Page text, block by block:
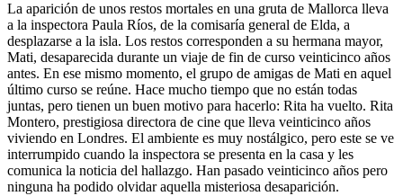
La aparición de unos restos mortales en una gruta de Mallorca lleva
a la inspectora Paula Ríos, de la comisaría general de Elda, a
desplazarse a la isla. Los restos corresponden a su hermana mayor,
Mati, desaparecida durante un viaje de fin de curso veinticinco años
antes. En ese mismo momento, el grupo de amigas de Mati en aquel
último curso se reúne. Hace mucho tiempo que no están todas
juntas, pero tienen un buen motivo para hacerlo: Rita ha vuelto. Rita
Montero, prestigiosa directora de cine que lleva veinticinco años
viviendo en Londres. El ambiente es muy nostálgico, pero este se ve
interrumpido cuando la inspectora se presenta en la casa y les
comunica la noticia del hallazgo. Han pasado veinticinco años pero
ninguna ha podido olvidar aquella misteriosa desaparición.